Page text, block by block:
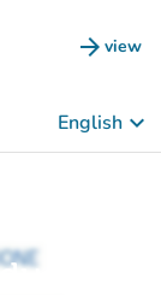
arrow_forward view
(new
English keyboard_arrow_down